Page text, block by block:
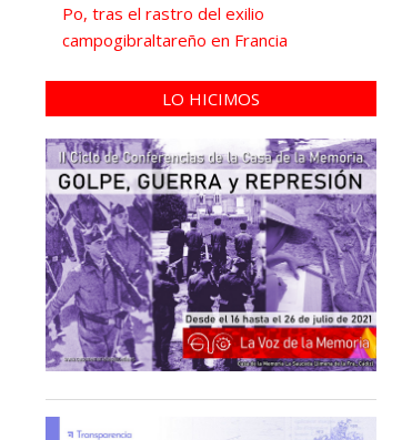
Po, tras el rastro del exilio
campogibraltareño en Francia
LO HICIMOS